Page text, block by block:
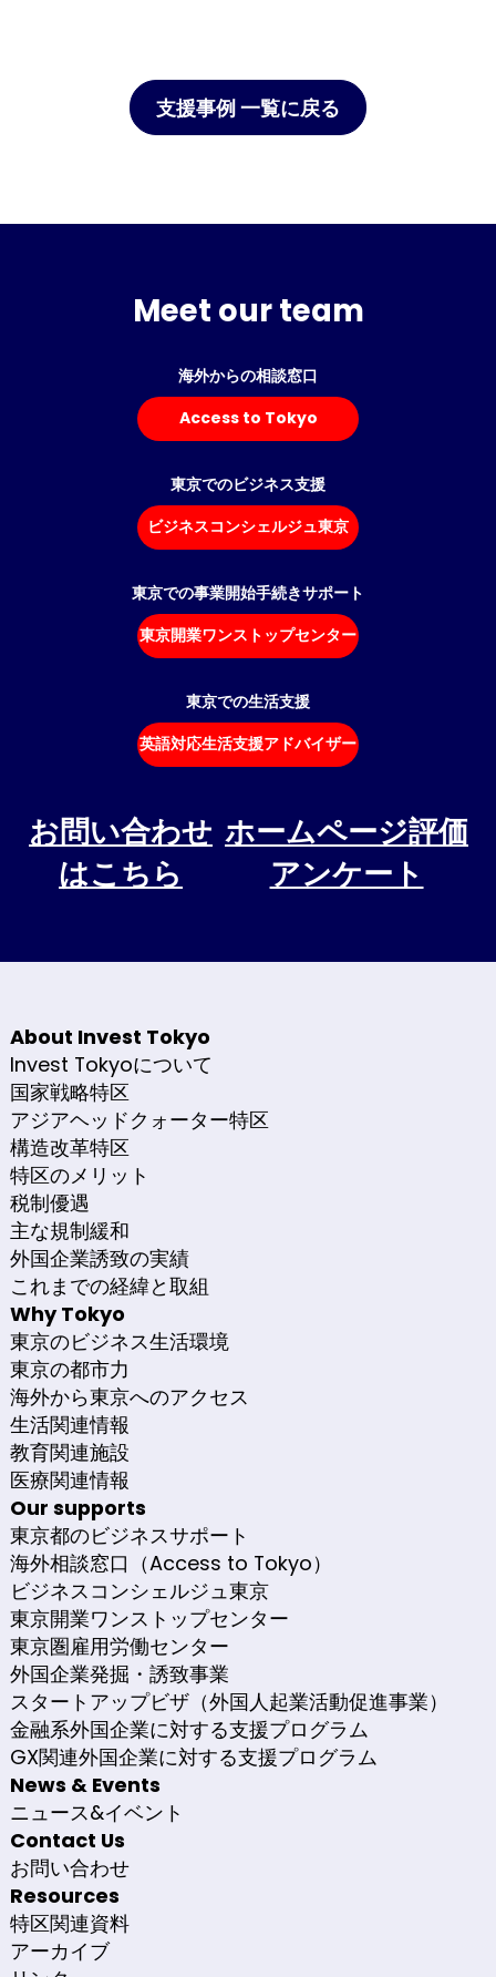
支援事例 一覧に戻る
Meet our team
海外からの相談窓口
Access to Tokyo
東京でのビジネス支援
ビジネスコンシェルジュ東京
東京での事業開始手続きサポート
東京開業ワンストップセンター
東京での生活支援
英語対応生活支援アドバイザー
お問い合わせ
はこちら
ホームページ評価
アンケート
About Invest Tokyo
Invest Tokyoについて
国家戦略特区
アジアヘッドクォーター特区
構造改革特区
特区のメリット
税制優遇
主な規制緩和
外国企業誘致の実績
これまでの経緯と取組
Why Tokyo
東京のビジネス生活環境
東京の都市力
海外から東京へのアクセス
生活関連情報
教育関連施設
医療関連情報
Our supports
東京都のビジネスサポート
海外相談窓口（Access to Tokyo）
ビジネスコンシェルジュ東京
東京開業ワンストップセンター
東京圏雇用労働センター
外国企業発掘・誘致事業
スタートアップビザ（外国人起業活動促進事業）
金融系外国企業に対する支援プログラム
GX関連外国企業に対する支援プログラム
News & Events
ニュース&イベント
Contact Us
お問い合わせ
Resources
特区関連資料
アーカイブ